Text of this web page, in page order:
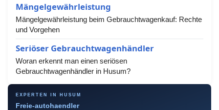
Mängelgewährleistung
Mängelgewährleistung beim Gebrauchtwagenkauf: Rechte
und Vorgehen
Seriöser Gebrauchtwagenhändler
Woran erkennt man einen seriösen
Gebrauchtwagenhändler in Husum?
EXPERTEN IN HUSUM
Freie-autohaendler